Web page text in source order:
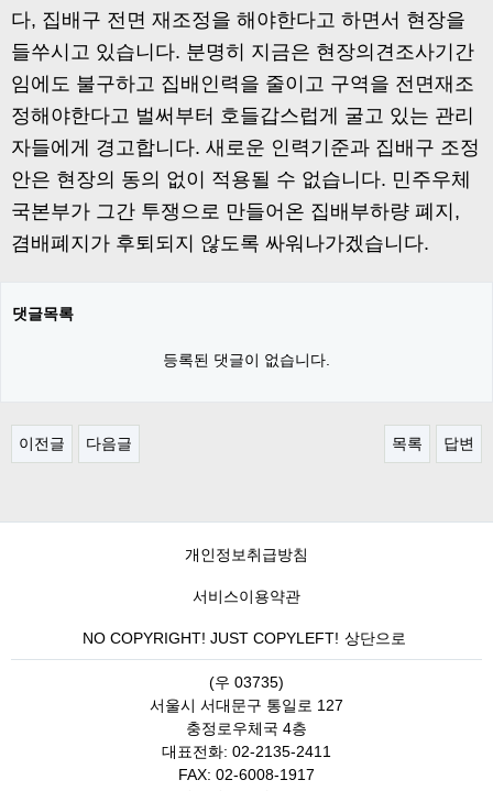
다, 집배구 전면 재조정을 해야한다고 하면서 현장을
들쑤시고 있습니다. 분명히 지금은 현장의견조사기간
임에도 불구하고 집배인력을 줄이고 구역을 전면재조
정해야한다고 벌써부터 호들갑스럽게 굴고 있는 관리
자들에게 경고합니다. 새로운 인력기준과 집배구 조정
안은 현장의 동의 없이 적용될 수 없습니다. 민주우체
국본부가 그간 투쟁으로 만들어온 집배부하량 폐지,
겸배폐지가 후퇴되지 않도록 싸워나가겠습니다.
댓글목록
등록된 댓글이 없습니다.
이전글 다음글 목록 답변
개인정보취급방침
서비스이용약관
NO COPYRIGHT! JUST COPYLEFT! 상단으로
(우 03735)
서울시 서대문구 통일로 127
충정로우체국 4층
대표전화: 02-2135-2411
FAX: 02-6008-1917